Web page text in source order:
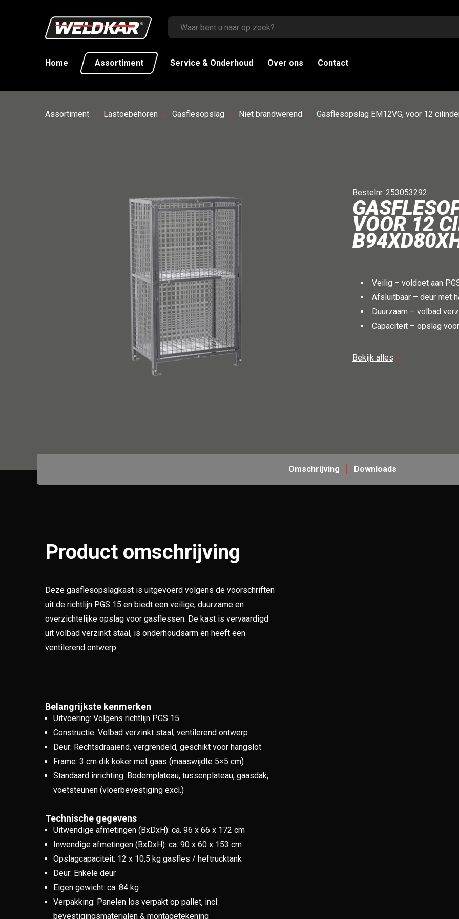
Home Assortiment Service & Onderhoud Over ons Contact
Assortiment Lastoebehoren Gasflesopslag Niet brandwerend Gasflesopslag EM12VG, voor 12
Bestelnr. 253053292
VOOR 12
Veilig – voldoet aan
Afsluitbaar – deur met
Duurzaam – volbad
Capaciteit – opslag
De kast is voorzien van een
Bekijk alles
Omschrijving Downloads
Product omschrijving
Deze gasflesopslagkast is uitgevoerd volgens de voorschriften
uit de richtlijn PGS 15 en biedt een veilige, duurzame en
overzichtelijke opslag voor gasflessen. De kast is vervaardigd
uit volbad verzinkt staal, is onderhoudsarm en heeft een
ventilerend ontwerp.
Belangrijkste kenmerken
Uitvoering: Volgens richtlijn PGS 15
Constructie: Volbad verzinkt staal, ventilerend ontwerp
Deur: Rechtsdraaiend, vergrendeld, geschikt voor hangslot
Frame: 3 cm dik koker met gaas (maaswijdte 5×5 cm)
Standaard inrichting: Bodemplateau, tussenplateau, gaasdak,
voetsteunen (vloerbevestiging excl.)
Technische gegevens
Uitwendige afmetingen (BxDxH): ca. 96 x 66 x 172 cm
Inwendige afmetingen (BxDxH): ca. 90 x 60 x 153 cm
Opslagcapaciteit: 12 x 10,5 kg gasfles / heftrucktank
Deur: Enkele deur
Eigen gewicht: ca. 84 kg
Verpakking: Panelen los verpakt op pallet, incl.
bevestigingsmaterialen & montagetekening